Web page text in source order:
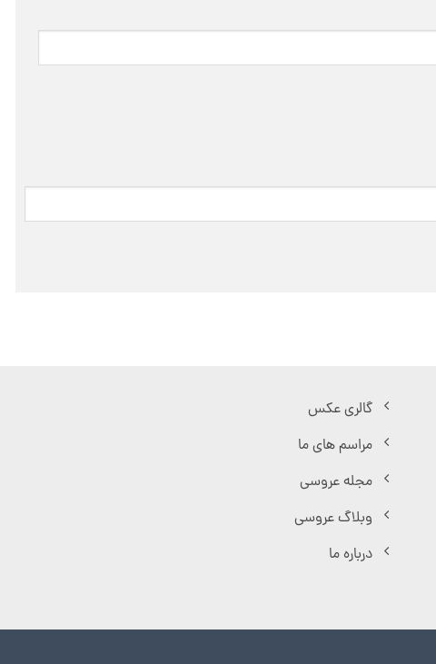
گالری عکس
مراسم های ما
مجله عروسی
وبلاگ عروسی
درباره ما